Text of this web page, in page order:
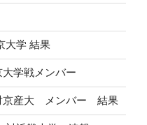
大学 結果
学戦メンバー
京産大 メンバー 結果